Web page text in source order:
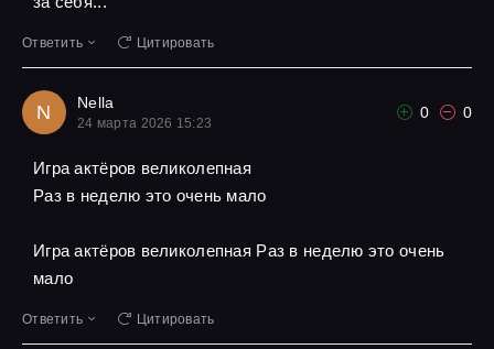
Ответить Цитировать
N Nella
24 марта 2026 15:23
0 0
Игра актёров великолепная
Pаз в неделю это очень мало
Игра актёров великолепная Pаз в неделю это очень
мало
Ответить Цитировать